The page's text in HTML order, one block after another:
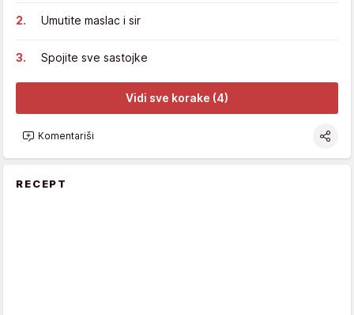
Umutite maslac i sir
Spojite sve sastojke
Vidi sve korake (4)
Komentariši
RECEPT